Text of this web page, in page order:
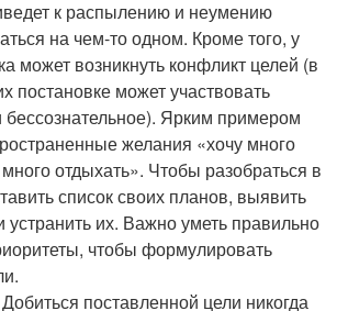
к распылению и неумению
на чем-то одном. Кроме того, у
может возникнуть конфликт целей (в
постановке может участвовать
бессознательное). Ярким примером
желания «хочу много
отдыхать». Чтобы разобраться в
список своих планов, выявить
устранить их. Важно уметь правильно
чтобы формулировать
поставленной цели никогда